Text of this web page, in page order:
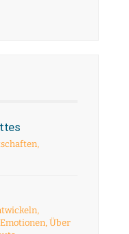
,
,
, Über